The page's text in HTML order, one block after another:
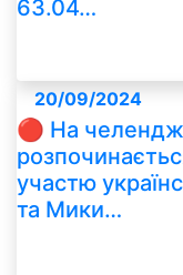
63.04…
20/09/2024
🔴 На
участю
та Мики…